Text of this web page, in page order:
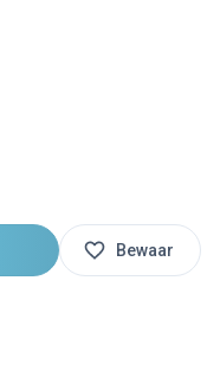
Bewaar